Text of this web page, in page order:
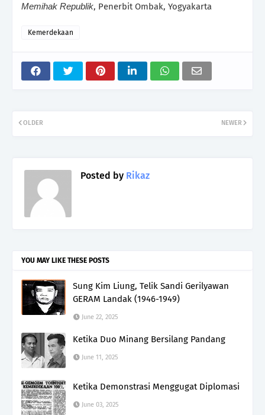
Memihak Republik, Penerbit Ombak, Yogyakarta
Kemerdekaan
NEWER
OLDER
Posted by Rikaz
YOU MAY LIKE THESE POSTS
Sung Kim Liung, Telik Sandi Gerilyawan
GERAM Landak (1946-1949)
June 22, 2025
Ketika Duo Minang Bersilang Pandang
June 11, 2025
Ketika Demonstrasi Menggugat Diplomasi
June 03, 2025